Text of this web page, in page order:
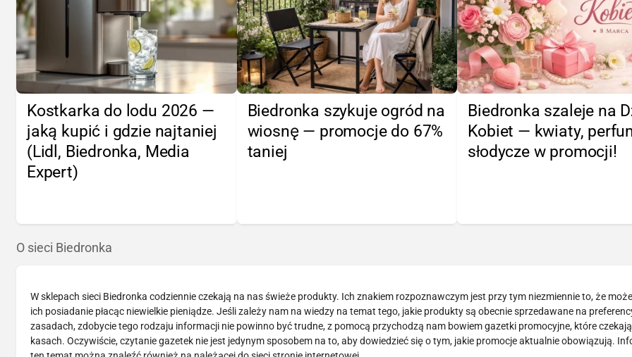
Kostkarka do lodu 2026 —
jaką kupić i gdzie najtaniej
(Lidl, Biedronka, Media
Expert)
Biedronka szykuje ogród na
wiosnę — promocje do 67%
taniej
Biedronka szaleje na
Kobiet — kwiaty,
słodycze w promocji!
O sieci Biedronka
W sklepach sieci Biedronka codziennie czekają na nas świeże produkty. Ich znakiem rozpoznawczym jest przy tym niezmiennie to, że
ich posiadanie płacąc niewielkie pieniądze. Jeśli zależy nam na wiedzy na temat tego, jakie produkty są obecnie sprzedawane na
zasadach, zdobycie tego rodzaju informacji nie powinno być trudne, z pomocą przychodzą nam bowiem gazetki promocyjne, które
kasach. Oczywiście, czytanie gazetek nie jest jedynym sposobem na to, aby dowiedzieć się o tym, jakie promocje aktualnie obowiązują.